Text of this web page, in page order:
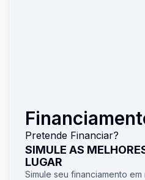
Pretende Financiar?
SIMULE AS
LUGAR
Simule seu financiamento